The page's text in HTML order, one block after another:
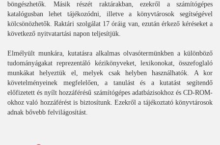
böngészhetők. Másik részét raktárakban, ezekről a számítógépes
katalógusban lehet tájékozódni, illetve a könyvtárosok segítségével
kölcsönözhetők. Raktári szolgálat 17 óráig van, ezután érkező kéréseket a
következő nyitvatartási napon teljesítjük.
Elmélyült munkára, kutatásra alkalmas olvasótermünkben a különböző
tudományágakat reprezentáló kézikönyveket, lexikonokat, összefoglaló
munkákat helyeztük el, melyek csak helyben használhatók. A kor
követelményeinek megfelelően, a tanulást és a kutatást segítendő
előfizetett és nyílt hozzáférésű számítógépes adatbázisokhoz és CD-ROM-
okhoz való hozzáférést is biztosítunk. Ezekről a tájékoztató könyvtárosok
adnak bővebb felvilágosítást.